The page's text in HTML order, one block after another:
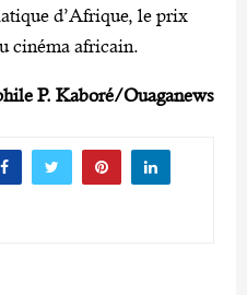
d’Afrique, le prix
cinéma africain.
P. Kaboré/Ouaganews